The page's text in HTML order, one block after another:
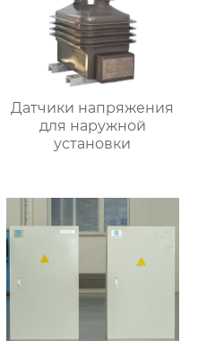
Датчики напряжения
для наружной
установки